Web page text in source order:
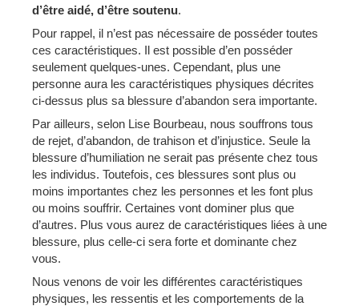
d’être aidé, d’être soutenu.
Pour rappel, il n’est pas nécessaire de posséder toutes
ces caractéristiques. Il est possible d’en posséder
seulement quelques-unes. Cependant, plus une
personne aura les caractéristiques physiques décrites
ci-dessus plus sa blessure d’abandon sera importante.
Par ailleurs, selon Lise Bourbeau, nous souffrons tous
de rejet, d’abandon, de trahison et d’injustice. Seule la
blessure d’humiliation ne serait pas présente chez tous
les individus. Toutefois, ces blessures sont plus ou
moins importantes chez les personnes et les font plus
ou moins souffrir. Certaines vont dominer plus que
d’autres. Plus vous aurez de caractéristiques liées à une
blessure, plus celle-ci sera forte et dominante chez
vous.
Nous venons de voir les différentes caractéristiques
physiques, les ressentis et les comportements de la